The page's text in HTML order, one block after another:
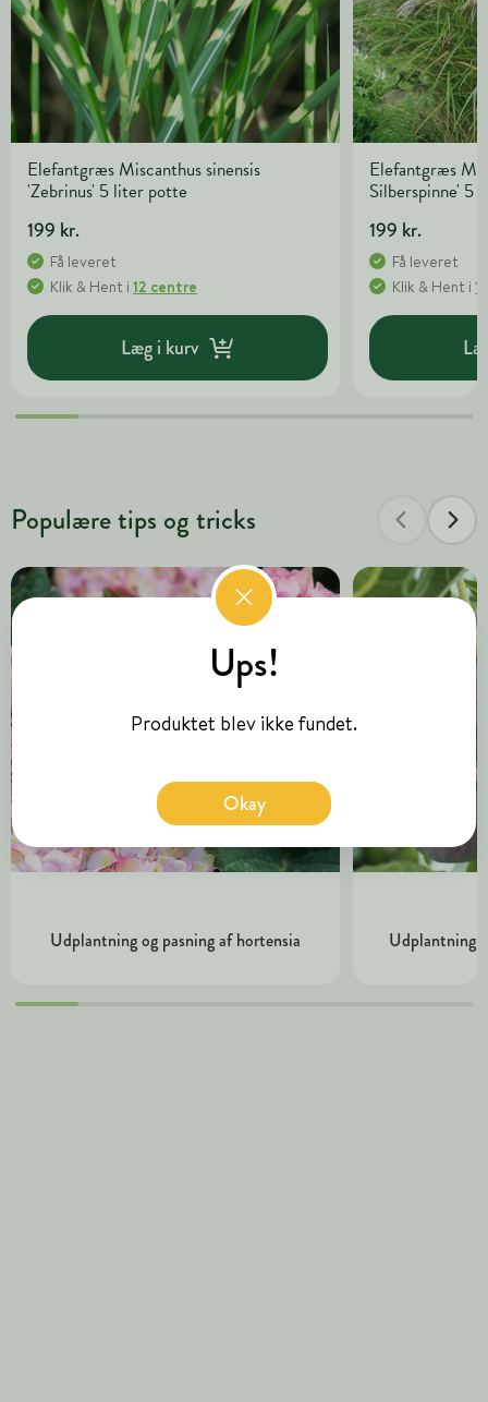
Elefantgræs Miscanthus sinensis
'Zebrinus' 5 liter potte
199 kr.
Få leveret
Klik & Hent i 12 centre
Læg i kurv
Elefantgræs
Silberspinne' 5
199 kr.
Få leveret
Klik & Hent i
Populære tips og tricks
Udplantning og pasning af hortensia Udplantning
Ups!
Produktet blev ikke fundet.
Okay